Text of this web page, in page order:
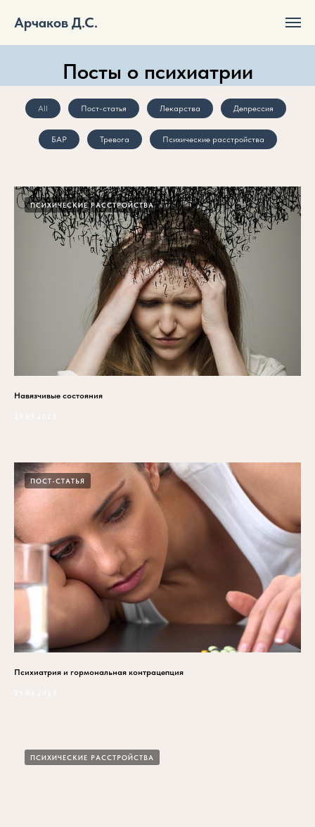
Арчаков Д.С.
Посты о психиатрии
All Пост-статья Лекарства Депрессия
БАР Тревога Психические расстройства
ПСИХИЧЕСКИЕ РАССТРОЙСТВА
Навязчивые состояния
ПОСТ-СТАТЬЯ
Психиатрия и гормональная контрацепция
ПСИХИЧЕСКИЕ РАССТРОЙСТВА